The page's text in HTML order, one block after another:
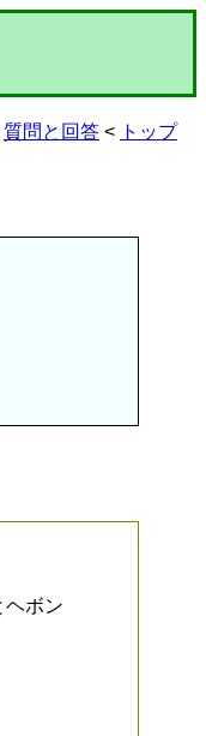
質問と回答 < トップ
ヘボン